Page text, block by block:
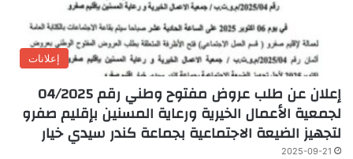
إعلانات
إعلان عن طلب عروض مفتوح وطني رقم 04/2025
لجمعية الأعمال الخيرية ورعاية المسنين بإقليم صفرو
لتجهيز الضيعة الاجتماعية بجماعة كندر سيدي خيار
2025-09-21